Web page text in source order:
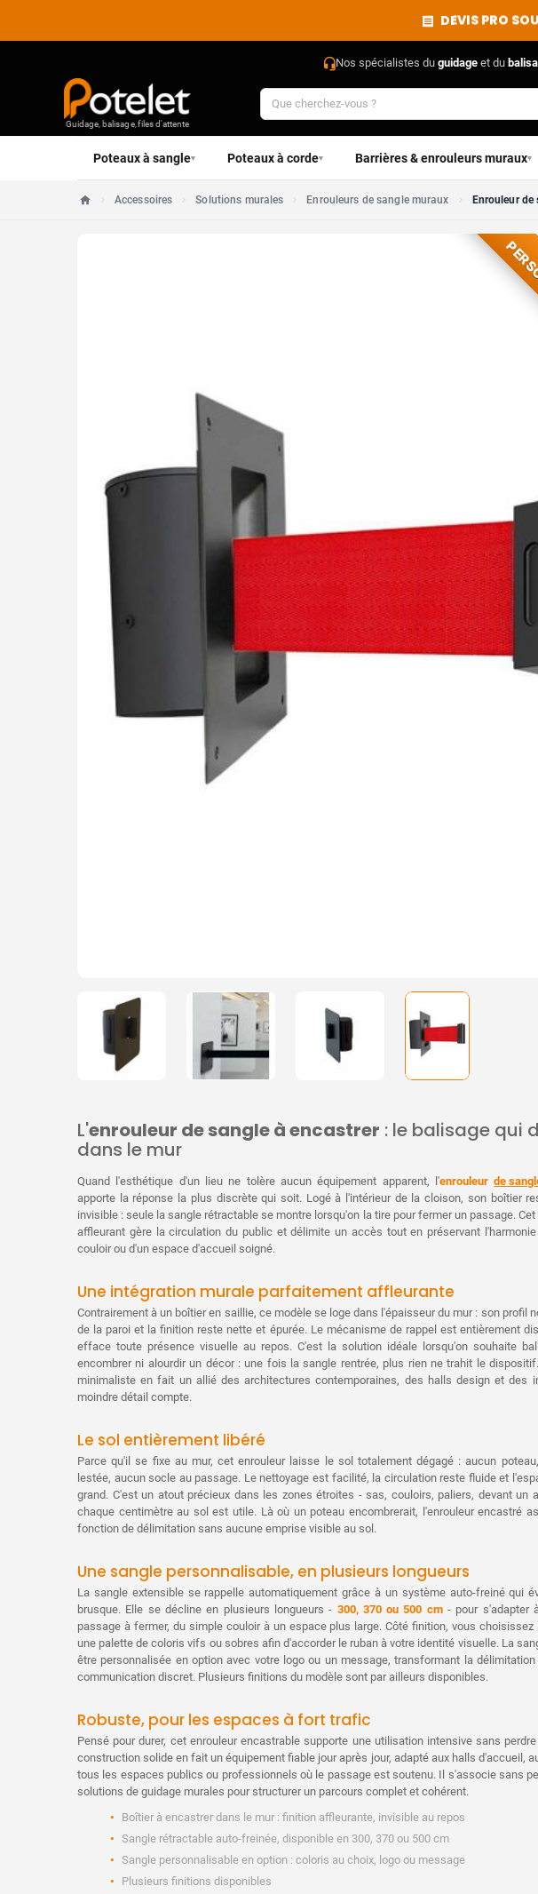
DEVIS PRO
Nos spécialistes du guidageet du
Guidage, balisage, files d'attente
Poteaux à sangle▾ Poteaux à corde▾ Barrières & enrouleurs muraux▾
Accueil
Accessoires Solutions murales Enrouleurs de sangle muraux Enrouleur
L'enrouleur de sangle à encastrer : le balisage qui
dans le mur
Quand l'esthétique d'un lieu ne tolère aucun équipement apparent, l'enrouleurde
apporte la réponse la plus discrète qui soit. Logé à l'intérieur de la cloison, son boîtier
invisible : seule la sangle rétractable se montre lorsqu'on la tire pour fermer un passage.
affleurant gère la circulation du public et délimite un accès tout en préservant
couloir ou d'un espace d'accueil soigné.
Une intégration murale parfaitement affleurante
Contrairement à un boîtier en saillie, ce modèle se loge dans l'épaisseur du mur : son profil
de la paroi et la finition reste nette et épurée. Le mécanisme de rappel est entièrement
efface toute présence visuelle au repos. C'est la solution idéale lorsqu'on souhaite
encombrer ni alourdir un décor : une fois la sangle rentrée, plus rien ne trahit le
minimaliste en fait un allié des architectures contemporaines, des halls design et des
moindre détail compte.
Le sol entièrement libéré
Parce qu'il se fixe au mur, cet enrouleur laisse le sol totalement dégagé : aucun
lestée, aucun socle au passage. Le nettoyage est facilité, la circulation reste fluide et
grand. C'est un atout précieux dans les zones étroites - sas, couloirs, paliers, devant un
chaque centimètre au sol est utile. Là où un poteau encombrerait, l'enrouleur encastré
fonction de délimitation sans aucune emprise visible au sol.
Une sangle personnalisable, en plusieurs longueurs
La sangle extensible se rappelle automatiquement grâce à un système auto-freiné qui
brusque. Elle se décline en plusieurs longueurs - 300, 370 ou 500 cm- pour s'adapter
passage à fermer, du simple couloir à un espace plus large. Côté finition, vous choisissez
une palette de coloris vifs ou sobres afin d'accorder le ruban à votre identité visuelle. La
être personnalisée en option avec votre logo ou un message, transformant la
communication discret. Plusieurs finitions du modèle sont par ailleurs disponibles.
Robuste, pour les espaces à fort trafic
Pensé pour durer, cet enrouleur encastrable supporte une utilisation intensive sans
construction solide en fait un équipement fiable jour après jour, adapté aux halls d'accueil,
tous les espaces publics ou professionnels où le passage est soutenu. Il s'associe sans
solutions de guidage murales pour structurer un parcours complet et cohérent.
Boîtier à encastrer dans le mur : finition affleurante, invisible au repos
Sangle rétractable auto-freinée, disponible en 300, 370 ou 500 cm
Sangle personnalisable en option : coloris au choix, logo ou message
Plusieurs finitions disponibles